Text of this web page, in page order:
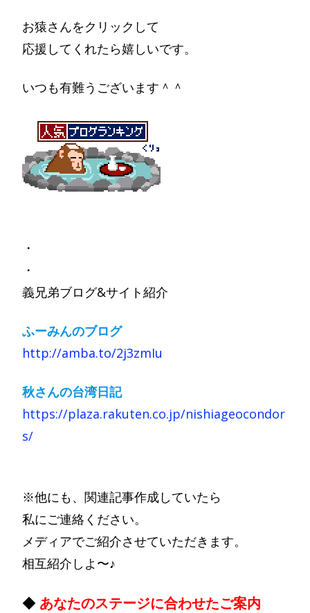
お猿さんをクリックして
応援してくれたら嬉しいです。
いつも有難うございます＾＾
・
・
義兄弟ブログ&サイト紹介
ふーみんのブログ
http://amba.to/2j3zmIu
秋さんの台湾日記
https://plaza.rakuten.co.jp/nishiageocondor
s/
※他にも、関連記事作成していたら
私にご連絡ください。
メディアでご紹介させていただきます。
相互紹介しよ〜♪
◆ あなたのステージに合わせたご案内